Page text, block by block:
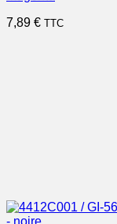
7,89 € TTC